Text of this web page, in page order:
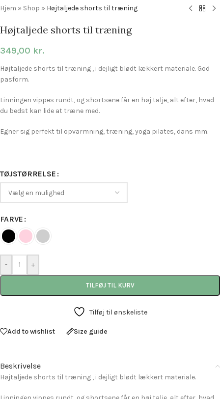
Hjem » Shop » Højtaljede shorts til træning
Højtaljede shorts til træning
349,00 kr.
Højtaljede shorts til træning , i dejligt blødt lækkert materiale. God
pasform.
Linningen vippes rundt, og shortsene får en høj talje, alt efter, hvad
du bedst kan lide at træne med.
Egner sig perfekt til opvarmning, træning, yoga pilates, dans mm.
TØJSTØRRELSE
FARVE
- +
TILFØJ TIL KURV
Tilføj til ønskeliste
Add to wishlist Size guide
Beskrivelse
Højtaljede shorts til træning , i dejligt blødt lækkert materiale.